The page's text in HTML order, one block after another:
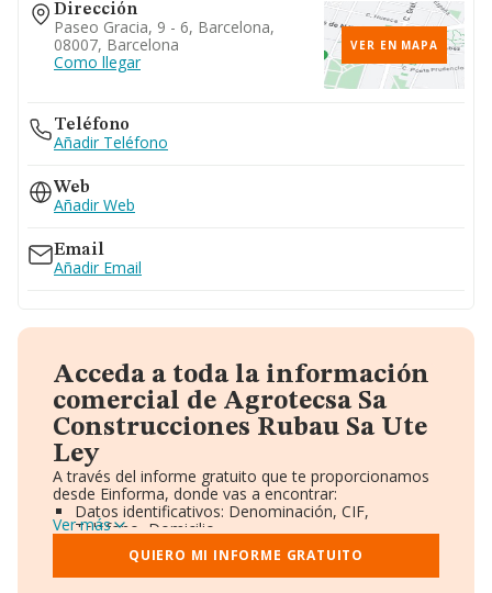
Dirección
Paseo Gracia, 9 - 6, Barcelona,
08007, Barcelona
Como llegar
VER EN MAPA
Teléfono
Añadir Teléfono
Web
Añadir Web
Email
Añadir Email
Acceda a toda la información
comercial de Agrotecsa Sa
Construcciones Rubau Sa Ute
Ley
A través del informe gratuito que te proporcionamos
desde Einforma, donde vas a encontrar:
Datos identificativos: Denominación, CIF,
Teléfono, Domicilio.
Informe Mercantil Completo (BORME).
Gráficos de Evolución Ventas y Empleados.
Consejo de Administración y Administradores.
Ver más
QUIERO MI INFORME GRATUITO